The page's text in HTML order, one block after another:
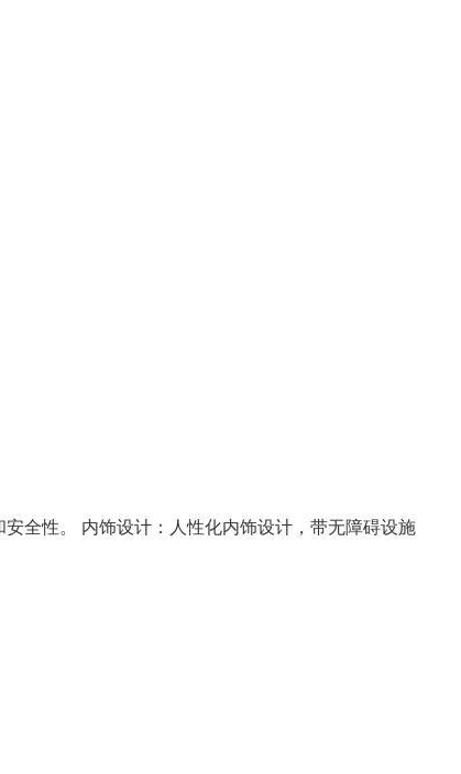
全性。 内饰设计：人性化内饰设计，带无障碍设施